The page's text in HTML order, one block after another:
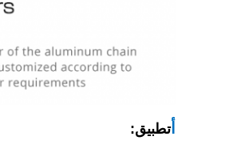
أتطبيق: